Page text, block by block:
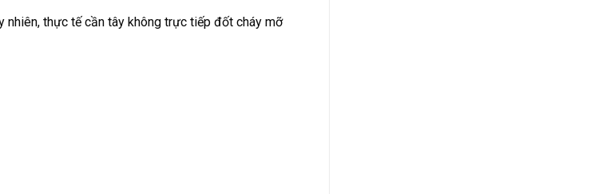
nhiên, thực tế cần tây không trực tiếp đốt cháy mỡ